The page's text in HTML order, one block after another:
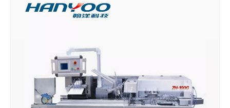
饼干装盒机 灯泡装盒机